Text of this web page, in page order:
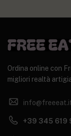
Ordina online con
migliori realtà
+39 345 619